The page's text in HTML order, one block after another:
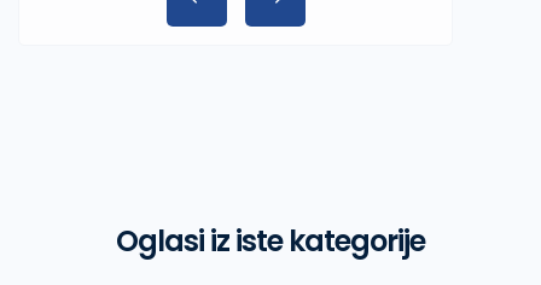
Oglasi iz iste kategorije